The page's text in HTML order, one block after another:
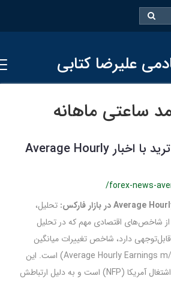
علیرضا کتابی
ساعتی ماهانه
آموزش تحلیل و ترید با اخبار Average Hourly
/forex-news-
تحلیل،
شاخص‌های اقتصادی مهم که در تحلیل
دارد، شاخص تغییرات میانگین
درآمد ساعتی ماهانه (Average Hourly Earnings m/m) است. این
شاخص جزئی از گزارش اشتغال آمریکا (NFP) است و به دلیل ارتباطش